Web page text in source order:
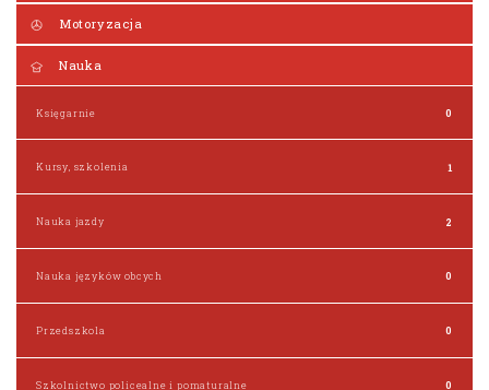
Motoryzacja
Nauka
Księgarnie 0
Kursy, szkolenia 1
Nauka jazdy 2
Nauka języków obcych 0
Przedszkola 0
Szkolnictwo policealne i pomaturalne 0